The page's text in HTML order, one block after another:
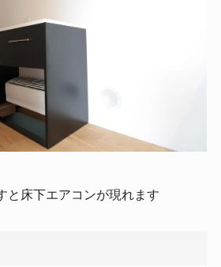
と床下エアコンが現れます